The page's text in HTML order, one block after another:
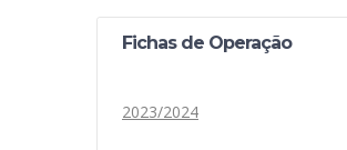
Fichas de Operação
2023/2024